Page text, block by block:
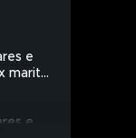
e
marito
e